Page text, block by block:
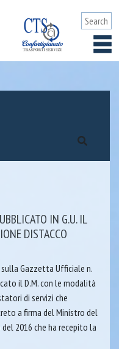
IN G.U. IL
DISTACCO
Gazzetta Ufficiale n.
il D.M. con le modalità
di servizi che
a firma del Ministro del
2016 che ha recepito la